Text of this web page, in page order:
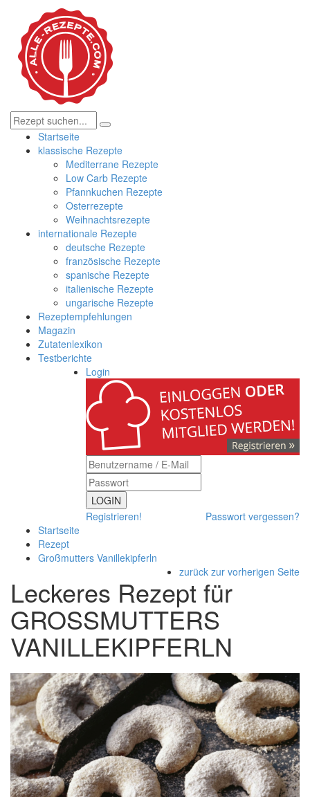
Startseite
klassische Rezepte
Mediterrane Rezepte
Low Carb Rezepte
Pfannkuchen Rezepte
Osterrezepte
Weihnachtsrezepte
internationale Rezepte
deutsche Rezepte
französische Rezepte
spanische Rezepte
italienische Rezepte
ungarische Rezepte
Rezeptempfehlungen
Magazin
Zutatenlexikon
Testberichte
Login
LOGIN
Registrieren!
Passwort vergessen?
Startseite
Rezept
Großmutters Vanillekipferln
zurück zur vorherigen Seite
Leckeres Rezept für
GROSSMUTTERS V
ANILLEKIPFERLN